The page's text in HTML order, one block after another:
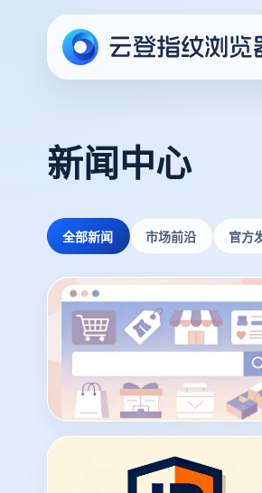
新闻中心
全部新闻 市场前沿 官方